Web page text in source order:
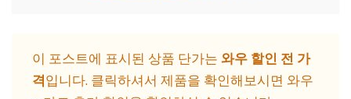
이 포스트에 표시된 상품 단가는 와우 할인 전 가
격입니다. 클릭하셔서 제품을 확인해보시면 와우